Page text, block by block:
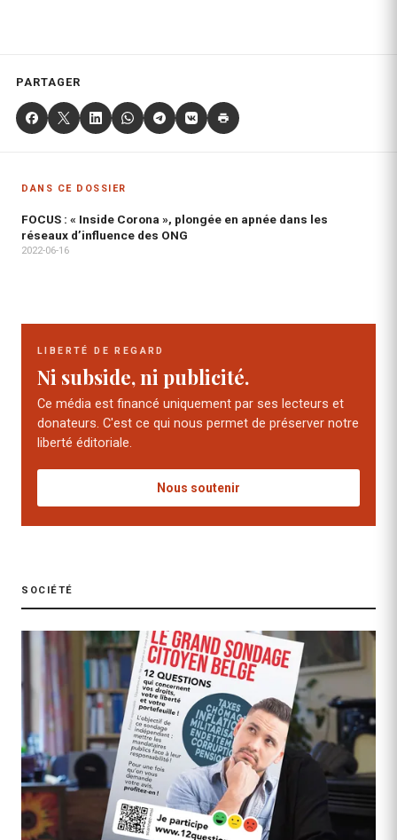
PARTAGER
DANS CE DOSSIER
FOCUS : « Inside Corona », plongée en apnée dans les
réseaux d’influence des ONG
2022-06-16
LIBERTÉ DE REGARD
Ni subside, ni publicité.
Ce média est financé uniquement par ses lecteurs et
donateurs. C'est ce qui nous permet de préserver notre
liberté éditoriale.
Nous soutenir
SOCIÉTÉ